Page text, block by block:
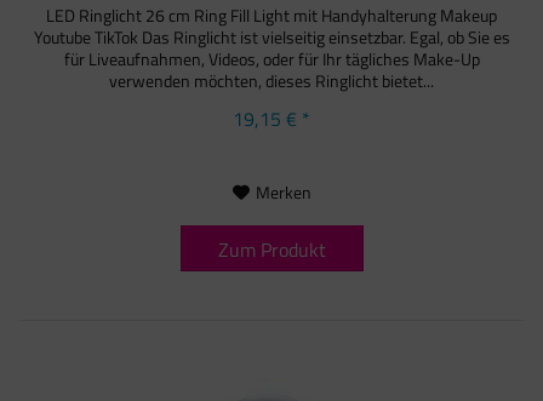
LED Ringlicht 26 cm Ring Fill Light mit Handyhalterung Makeup
Youtube TikTok Das Ringlicht ist vielseitig einsetzbar. Egal, ob Sie es
für Liveaufnahmen, Videos, oder für Ihr tägliches Make-Up
verwenden möchten, dieses Ringlicht bietet...
19,15 € *
Merken
Zum Produkt